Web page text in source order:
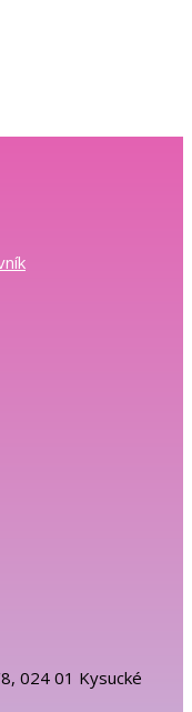
024 01 Kysucké